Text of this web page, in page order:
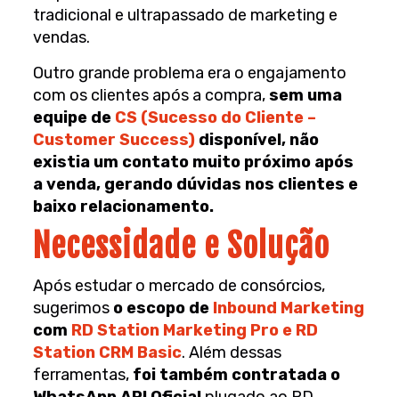
tradicional e ultrapassado de marketing e
vendas.
Outro grande problema era o engajamento
com os clientes após a compra,sem uma
equipe de CS (Sucesso do Cliente –
Customer Success)disponível, não
existia um contato muito próximo após
a venda, gerando dúvidas nos clientes e
baixo relacionamento.
Necessidade e Solução
Após estudar o mercado de consórcios,
sugerimos o escopo de Inbound Marketing
com RD Station Marketing Pro e RD
Station CRM Basic. Além dessas
ferramentas, foi também contratada o